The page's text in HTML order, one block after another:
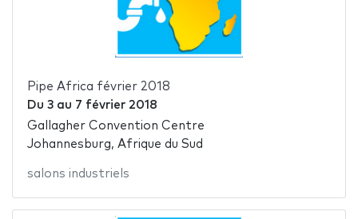
Pipe Africa février 2018
Du 3au 7 février 2018
Gallagher Convention Centre
Johannesburg, Afrique du Sud
salons industriels